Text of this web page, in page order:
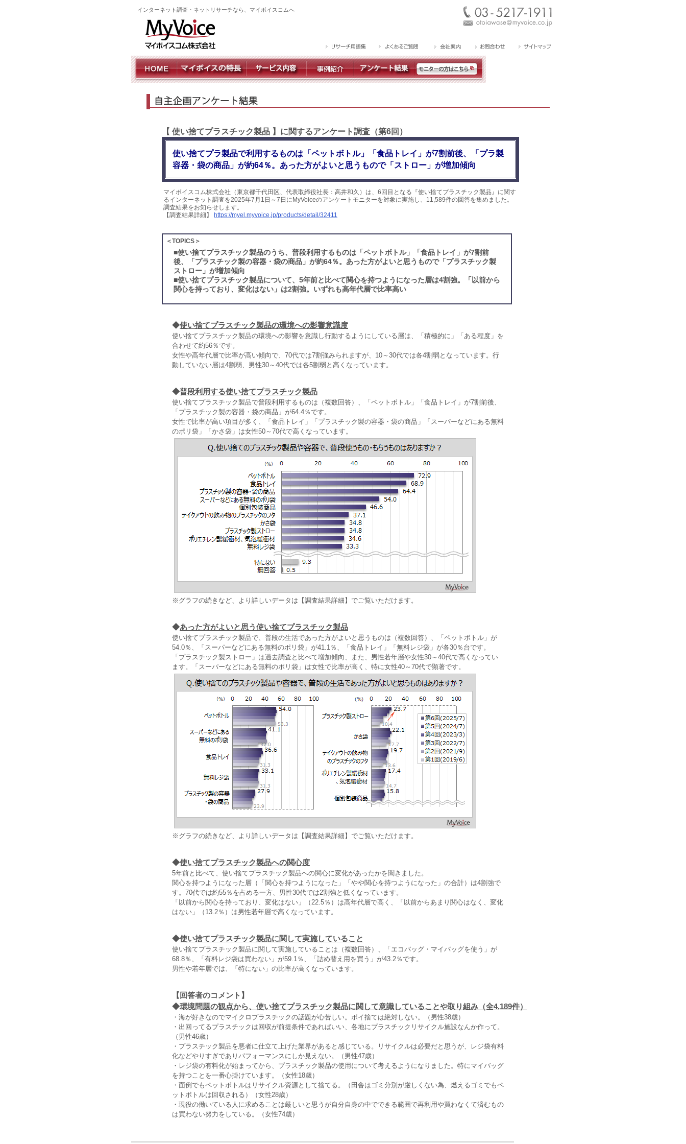
インターネット調査・ネットリサーチなら、マイボイスコムへ
【 使い捨てプラスチック製品 】に関するアンケート調査（第6回）
使い捨てプラ製品で利用するものは「ペットボトル」「食品トレイ」が7割前後、「プラ製
容器・袋の商品」が約64％。あった方がよいと思うもので「ストロー」が増加傾向
マイボイスコム株式会社（東京都千代田区、代表取締役社長：高井和久）は、6回目となる『使い捨てプラスチック製品』に関す
るインターネット調査を2025年7月1日～7日にMyVoiceのアンケートモニターを対象に実施し、11,589件の回答を集めました。
調査結果をお知らせします。
【調査結果詳細】
https://myel.myvoice.jp/products/detail/32411
＜TOPICS＞
■使い捨てプラスチック製品のうち、普段利用するものは「ペットボトル」「食品トレイ」が7割前
後、「プラスチック製の容器・袋の商品」が約64％。あった方がよいと思うもので「プラスチック製
ストロー」が増加傾向
■使い捨てプラスチック製品について、5年前と比べて関心を持つようになった層は4割強。「以前から
関心を持っており、変化はない」は2割強。いずれも高年代層で比率高い
◆使い捨てプラスチック製品の環境への影響意識度
使い捨てプラスチック製品の環境への影響を意識し行動するようにしている層は、「積極的に」「ある程度」を
合わせて約56％です。
女性や高年代層で比率が高い傾向で、70代では7割強みられますが、10～30代では各4割弱となっています。行
動していない層は4割弱、男性30～40代では各5割弱と高くなっています。
◆普段利用する使い捨てプラスチック製品
使い捨てプラスチック製品で普段利用するものは（複数回答）、「ペットボトル」「食品トレイ」が7割前後、
「プラスチック製の容器・袋の商品」が64.4％です。
女性で比率が高い項目が多く、「食品トレイ」「プラスチック製の容器・袋の商品」「スーパーなどにある無料
のポリ袋」「かさ袋」は女性50～70代で高くなっています。
※グラフの続きなど、より詳しいデータは【調査結果詳細】でご覧いただけます。
◆あった方がよいと思う使い捨てプラスチック製品
使い捨てプラスチック製品で、普段の生活であった方がよいと思うものは（複数回答）、「ペットボトル」が
54.0％、「スーパーなどにある無料のポリ袋」が41.1％、「食品トレイ」「無料レジ袋」が各30％台です。
「プラスチック製ストロー」は過去調査と比べて増加傾向、また、男性若年層や女性30～40代で高くなってい
ます。「スーパーなどにある無料のポリ袋」は女性で比率が高く、特に女性40～70代で顕著です。
※グラフの続きなど、より詳しいデータは【調査結果詳細】でご覧いただけます。
◆使い捨てプラスチック製品への関心度
5年前と比べて、使い捨てプラスチック製品への関心に変化があったかを聞きました。
関心を持つようになった層（「関心を持つようになった」「やや関心を持つようになった」の合計）は4割強で
す。70代では約55％を占める一方、男性30代では2割強と低くなっています。
「以前から関心を持っており、変化はない」（22.5％）は高年代層で高く、「以前からあまり関心はなく、変化
はない」（13.2％）は男性若年層で高くなっています。
◆使い捨てプラスチック製品に関して実施していること
使い捨てプラスチック製品に関して実施していることは（複数回答）、「エコバッグ・マイバッグを使う」が
68.8％、「有料レジ袋は買わない」が59.1％、「詰め替え用を買う」が43.2％です。
男性や若年層では、「特にない」の比率が高くなっています。
【回答者のコメント】
◆環境問題の観点から、使い捨てプラスチック製品に関して意識していることや取り組み（全4,189件）
・海が好きなのでマイクロプラスチックの話題が心苦しい。ポイ捨ては絶対しない。（男性38歳）
・出回ってるプラスチックは回収が前提条件であればいい、各地にプラスチックリサイクル施設なんか作って。
（男性46歳）
・プラスチック製品を悪者に仕立て上げた業界があると感じている。リサイクルは必要だと思うが、レジ袋有料
化などやりすぎでありパフォーマンスにしか見えない。（男性47歳）
・レジ袋の有料化が始まってから、プラスチック製品の使用について考えるようになりました。特にマイバッグ
を持つことを一番心掛けています。（女性18歳）
・面倒でもペットボトルはリサイクル資源として捨てる。（田舎はゴミ分別が厳しくない為、燃えるゴミでもペ
ットボトルは回収される）（女性28歳）
・現役の働いている人に求めることは厳しいと思うが自分自身の中でできる範囲で再利用や買わなくて済むもの
は買わない努力をしている。（女性74歳）